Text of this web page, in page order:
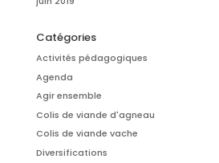
Catégories
Activités pédagogiques
Agenda
Agir ensemble
Colis de viande d'agneau
Colis de viande vache
Diversifications